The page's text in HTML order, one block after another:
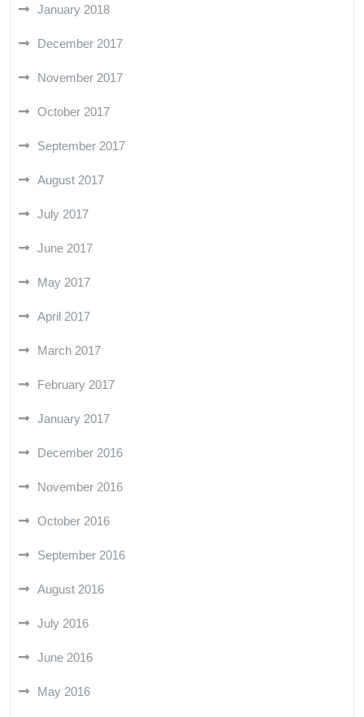
January 2018
December 2017
November 2017
October 2017
September 2017
August 2017
July 2017
June 2017
May 2017
April 2017
March 2017
February 2017
January 2017
December 2016
November 2016
October 2016
September 2016
August 2016
July 2016
June 2016
May 2016